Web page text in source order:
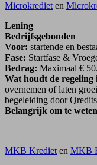
Microkrediet en
Lening
Bedrijfsgebonden
Voor: startende en
Fase: Startfase &
Bedrag: Maximaal €
Wat houdt de regeling
overnemen of laten
begeleiding door
Belangrijk om te
MKB Krediet en MKB